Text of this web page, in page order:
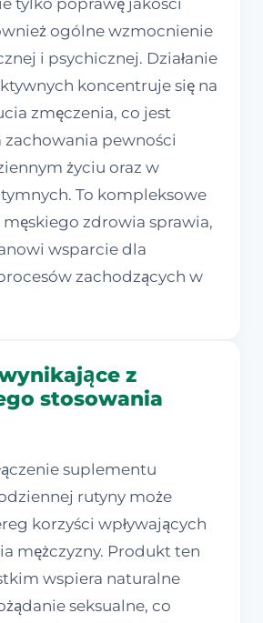
tylko poprawę jakości
ogólne wzmocnienie
i psychicznej. Działanie
koncentruje się na
zmęczenia, co jest
zachowania pewności
życiu oraz w
To kompleksowe
zdrowia sprawia,
wsparcie dla
zachodzących w
z
stosowania
suplementu
rutyny może
korzyści wpływających
mężczyzny. Produkt ten
wspiera naturalne
seksualne, co